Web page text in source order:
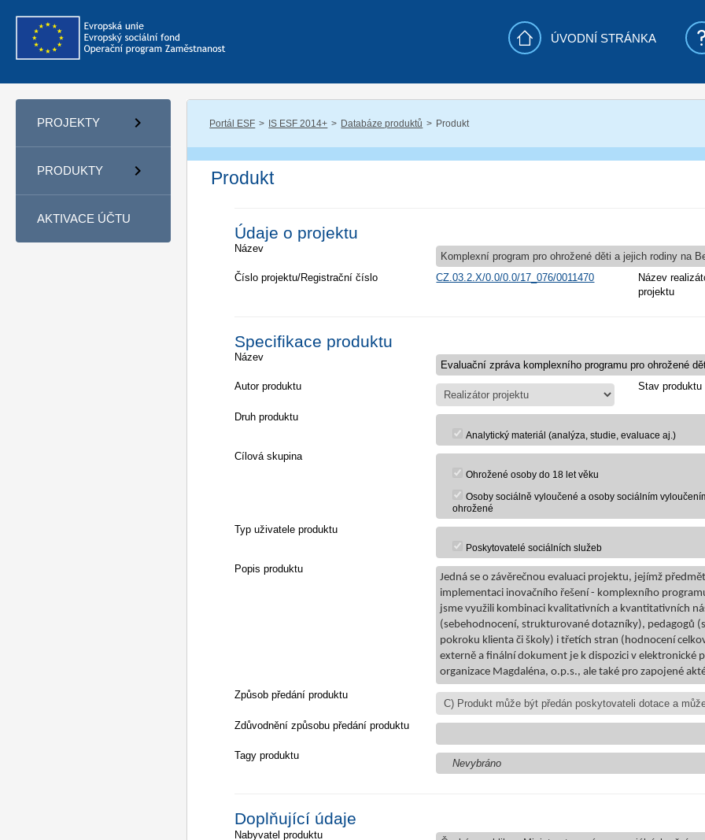
ÚVODNÍ STRÁNKA
PROJEKTY
PRODUKTY
AKTIVACE ÚČTU
Portál ESF IS ESF 2014+ Databáze produktů Produkt
Produkt
Údaje o projektu
Název
Komplexní program pro ohrožené děti a jejich rodiny na
Číslo projektu/Registrační číslo
CZ.03.2.X/0.0/0.0/17_076/0011470
Název
projektu
Specifikace produktu
Název
Autor produktu Stav produktu
Druh produktu
Analytický materiál (analýza, studie, evaluace aj.)
Cílová skupina
Ohrožené osoby do 18 let věku
Osoby sociálně vyloučené a osoby sociálním
ohrožené
Typ uživatele produktu
Poskytovatelé sociálních služeb
Popis produktu
Jedná se o závěrečnou evaluaci projektu, jejímž
implementaci inovačního řešení - komplexního
jsme využili kombinaci kvalitativních a kvantitativních
(sebehodnocení, strukturované dotazníky), pedagogů
pokroku klienta či školy) i třetích stran (hodnocení
externě a finální dokument je k dispozici v elektronické
organizace Magdaléna, o.p.s., ale také pro zapojené
Způsob předání produktu
Zdůvodnění způsobu předání produktu
Tagy produktu
Nevybráno
Doplňující údaje
Nabyvatel produktu